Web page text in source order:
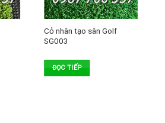
Cỏ nhân tạo sân Golf
SG003
ĐỌC TIẾP